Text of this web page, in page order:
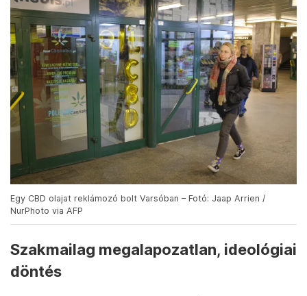
Egy CBD olajat reklámozó bolt Varsóban – Fotó: Jaap Arrien /
NurPhoto via AFP
Szakmailag megalapozatlan, ideológiai
döntés